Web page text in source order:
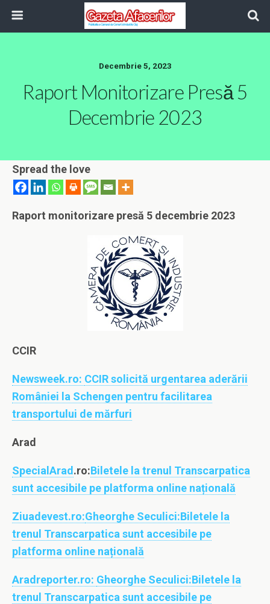
Decembrie 5, 2023
Raport Monitorizare Presă 5
Decembrie 2023
Spread the love
Raport monitorizare presă 5 decembrie 2023
CCIR
Newsweek.ro: CCIR solicită urgentarea aderării
României la Schengen pentru facilitarea
transportului de mărfuri
Arad
SpecialArad .ro:Biletele la trenul Transcarpatica
sunt accesibile pe platforma online națională
Ziuadevest.ro:Gheorghe Seculici:Biletele la
trenul Transcarpatica sunt accesibile pe
platforma online națională
Aradreporter.ro: Gheorghe Seculici:Biletele la
trenul Transcarpatica sunt accesibile pe